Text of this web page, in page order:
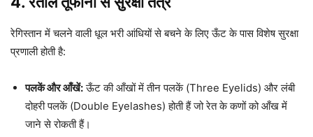
रेगिस्तान में चलने वाली धूल भरी आंधियों से बचने के लिए ऊँट के पास विशेष सुरक्षा
प्रणाली होती है:
पलकें और आँखें:ऊँट की आँखों में तीन पलकें (Three Eyelids) और लंबी
दोहरी पलकें (Double Eyelashes) होती हैं जो रेत के कणों को आँख में
जाने से रोकती हैं।